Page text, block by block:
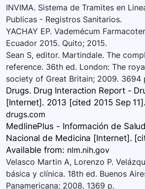
INVIMA. Sistema de Tramites en
Publicas - Registros Sanitarios.
YACHAY EP. Vademécum
Ecuador 2015. Quito; 2015.
Sean S, editor. Martindale. The
reference. 36th ed. London: The
society of Great Britain; 2009. 3694
Drugs. Drug Interaction Report -
[Internet]. 2013 [cited 2015 Sep
drugs.com
MedlinePlus - Información de
Nacional de Medicina [Internet].
Available from: nlm.nih.gov
Velasco Martin A, Lorenzo P.
básica y clínica. 18th ed. Buenos
Panamericana; 2008. 1369 p.